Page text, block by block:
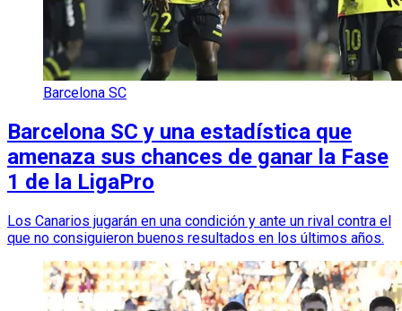
Barcelona SC
Barcelona SC y una estadística que
amenaza sus chances de ganar la Fase
1 de la LigaPro
Los Canarios jugarán en una condición y ante un rival contra el
que no consiguieron buenos resultados en los últimos años.